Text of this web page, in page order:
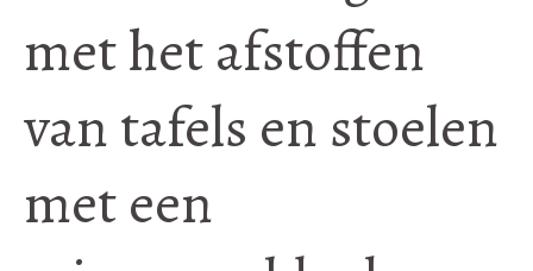
met het afstoffen
van tafels en stoelen
met een